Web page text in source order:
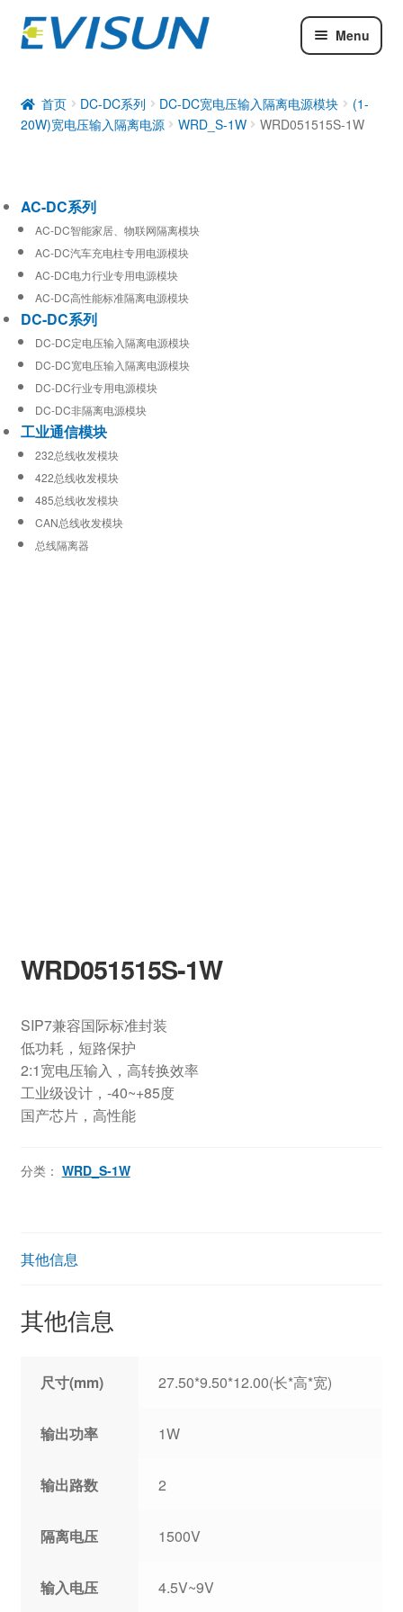
Menu
DC-DC系列
工业通信模块
首页 DC-DC系列 DC-DC宽电压输入隔离电源模块
(1-
20W)宽电压输入隔离电源
WRD_S-1W WRD051515S-1W
WRD051515S-1W
SIP7兼容国际标准封装
低功耗，短路保护
2:1宽电压输入，高转换效率
工业级设计，-40~+85度
国产芯片，高性能
分类： WRD_S-1W
其他信息
其他信息
尺寸(mm) 27.50*9.50*12.00(长*高*宽)
输出功率 1W
输出路数 2
隔离电压 1500V
输入电压 4.5V~9V
AC-DC系列
AC-DC智能家居、物联网隔离模块
AC-DC汽车充电柱专用电源模块
AC-DC电力行业专用电源模块
AC-DC高性能标准隔离电源模块
DC-DC系列
DC-DC定电压输入隔离电源模块
DC-DC宽电压输入隔离电源模块
DC-DC行业专用电源模块
DC-DC非隔离电源模块
工业通信模块
232总线收发模块
422总线收发模块
485总线收发模块
CAN总线收发模块
总线隔离器